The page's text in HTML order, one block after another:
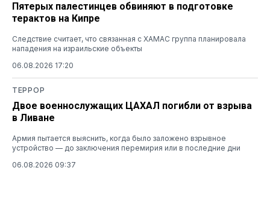
Пятерых палестинцев обвиняют в подготовке
терактов на Кипре
Следствие считает, что связанная с ХАМАС группа планировала
нападения на израильские объекты
06.08.2026 17:20
ТЕРРОР
Двое военнослужащих ЦАХАЛ погибли от взрыва
в Ливане
Армия пытается выяснить, когда было заложено взрывное
устройство — до заключения перемирия или в последние дни
06.08.2026 09:37